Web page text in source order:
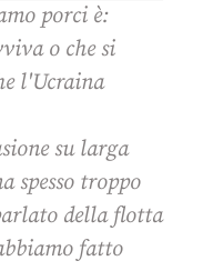
porci è:
o che si
l'Ucraina
su larga
spesso troppo
della flotta
fatto